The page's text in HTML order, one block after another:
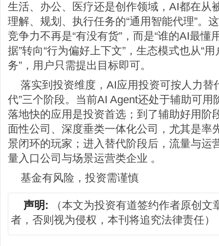
生活、办公、医疗还是创作领域，AI都在从
理解、规划、执行任务的“通用智能代理”。
竞争力不再是“有没有货”，而是“谁的AI最懂
据”转向“行为偏好上下文”，生态模式也从“
务”，用户只需提出目标即可。
落实到投资维度，AI应用投资可按人力替
代”三个阶段。当前AI Agent还处于辅助可用
落地快的应用是投资首选；到了辅助好用阶
面性公司、深度垂类一体化公司，尤其是率
景闭环的玩家；进入替代阶段后，流量与运
量入口公司与场景运营类企业 。
基金有风险，投资需谨慎
声明:
（本文为投资有道签约作者原创
者，否则视为侵权，本刊将追究法律责任）